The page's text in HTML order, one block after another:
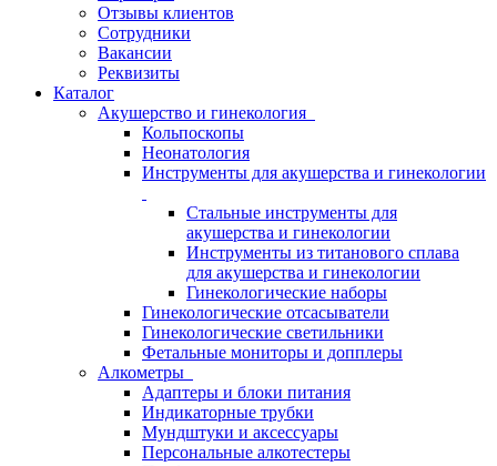
Отзывы клиентов
Сотрудники
Вакансии
Реквизиты
Каталог
Акушерство и гинекология
Кольпоскопы
Неонатология
Инструменты для акушерства и гинекологии
Стальные инструменты для
акушерства и гинекологии
Инструменты из титанового сплава
для акушерства и гинекологии
Гинекологические наборы
Гинекологические отсасыватели
Гинекологические светильники
Фетальные мониторы и допплеры
Алкометры
Адаптеры и блоки питания
Индикаторные трубки
Мундштуки и аксессуары
Персональные алкотестеры